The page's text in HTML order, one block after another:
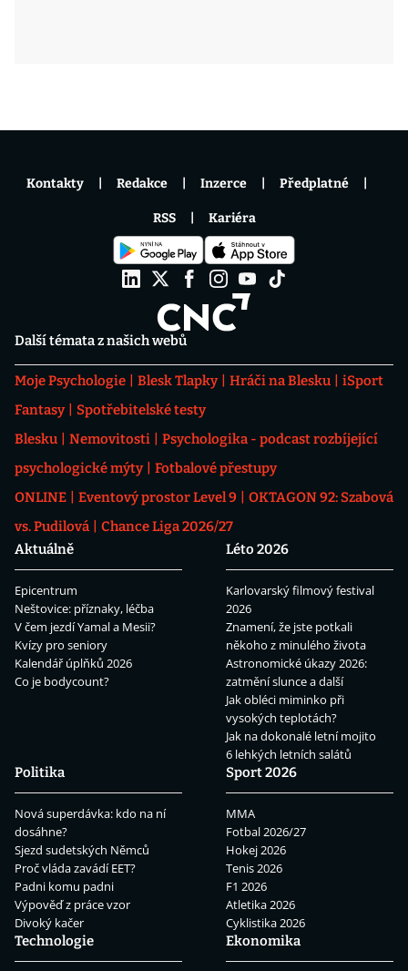
Další témata z našich webů
Moje Psychologie Blesk Tlapky Hráči na Blesku
iSport
Fantasy
Spotřebitelské testy
Blesku
Nemovitosti
Psychologika - podcast rozbíjející
psychologické mýty
Fotbalové přestupy
ONLINE
Eventový prostor Level 9
OKTAGON 92: Szabová
vs. Pudilová
Chance Liga 2026/27
Aktuálně
Epicentrum
Neštovice: příznaky, léčba
V čem jezdí Yamal a Mesii?
Kvízy pro seniory
Kalendář úplňků 2026
Co je bodycount?
Léto 2026
Karlovarský filmový festival
2026
Znamení, že jste potkali
někoho z minulého života
Astronomické úkazy 2026:
zatmění slunce a další
Jak obléci miminko při
vysokých teplotách?
Jak na dokonalé letní mojito
6 lehkých letních salátů
Politika
Nová superdávka: kdo na ní
dosáhne?
Sjezd sudetských Němců
Proč vláda zavádí EET?
Padni komu padni
Výpověď z práce vzor
Divoký kačer
Sport 2026
MMA
Fotbal 2026/27
Hokej 2026
Tenis 2026
F1 2026
Atletika 2026
Cyklistika 2026
Technologie
Ekonomika
Kontakty Redakce Inzerce Předplatné
RSS Kariéra